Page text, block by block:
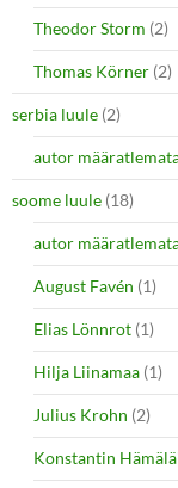
Theodor Storm (2)
Thomas Körner (2)
serbia luule (2)
autor
soome luule (18)
autor
August Favén (1)
Elias Lönnrot (1)
Hilja Liinamaa (1)
Julius Krohn (2)
Konstantin